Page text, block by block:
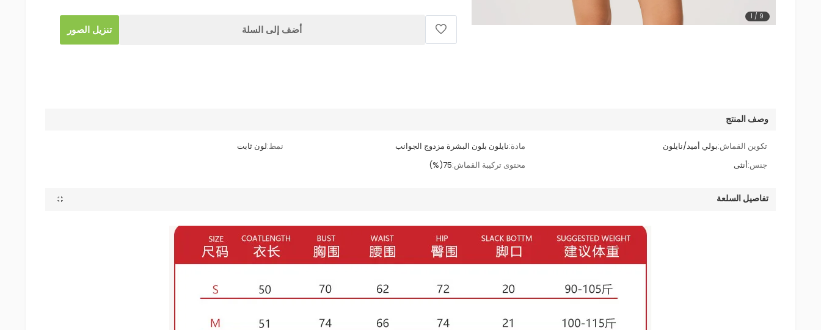
1 / 9
أضف إلى السلة تنزيل الصور
وصف المنتج
تكوين القماش:بولي أميد/نايلون مادة:نايلون بلون البشرة مزدوج الجوانب نمط:لون ثابت
جنس:أنثى محتوى تركيبة القماش:75(%)
تفاصيل السلعة